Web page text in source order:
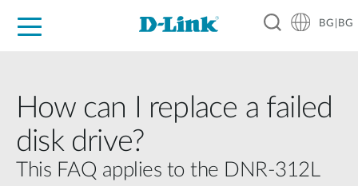
BG|BG
How can I replace a failed
disk drive?
This FAQ applies to the DNR-312L